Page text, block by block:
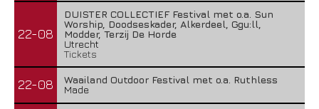
22-08
DUISTER COLLECTIEF Festival met o.a. Sun
Worship, Doodseskader, Alkerdeel, Ggu:ll,
Modder, Terzij De Horde
Utrecht
Tickets
22-08
Waailand Outdoor Festival met o.a. Ruthless
Made